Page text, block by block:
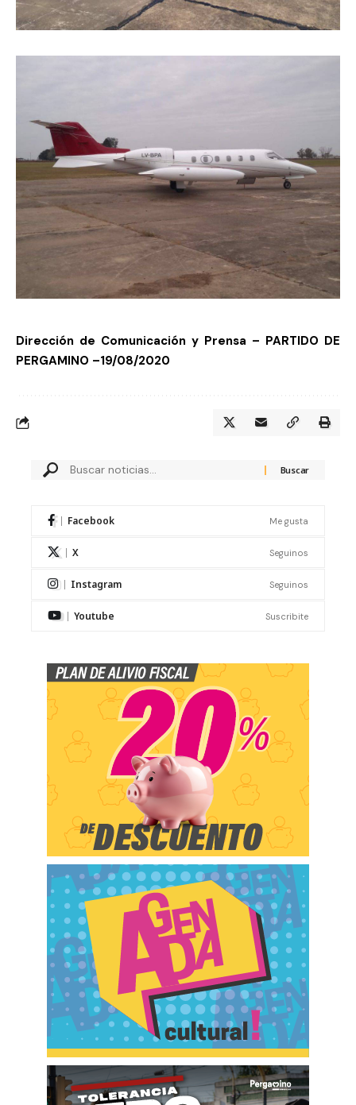
Dirección de Comunicación y Prensa – PARTIDO DE
PERGAMINO –19/08/2020
Facebook Me gusta
X Seguinos
Instagram Seguinos
Youtube Suscribite